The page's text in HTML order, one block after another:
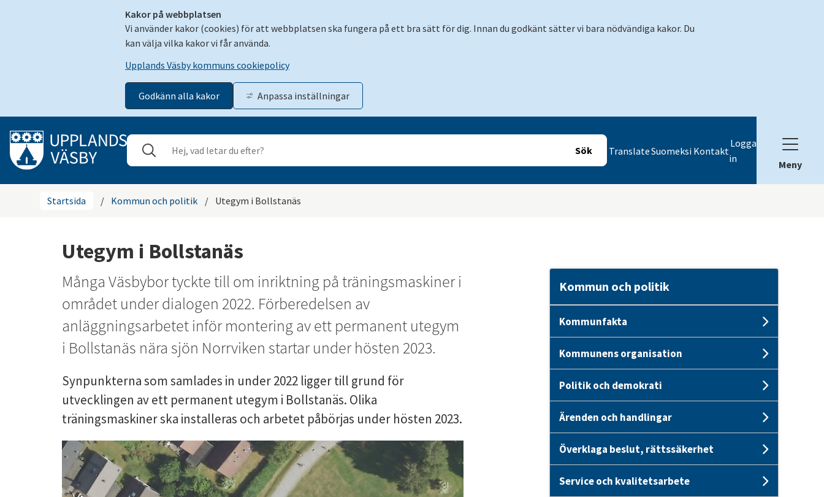
Kakor på webbplatsen
Vi använder kakor (cookies) för att webbplatsen ska fungera på ett bra sätt för dig. Innan du godkänt sätter vi bara nödvändiga kakor. Du
kan välja vilka kakor vi får använda.
Upplands Väsby kommuns cookiepolicy
Godkänn alla kakor Anpassa inställningar
Gå till innehåll
Sök
TranslateSuomeksi Kontakt
Logga
in
Meny
Startsida / Kommun och politik / Utegym i Bollstanäs
Utegym i Bollstanäs
Många Väsbybor tyckte till om inriktning på träningsmaskiner i
området under dialogen 2022. Förberedelsen av
anläggningsarbetet inför montering av ett permanent utegym
i Bollstanäs nära sjön Norrviken startar under hösten 2023.
Synpunkterna som samlades in under 2022 ligger till grund för
utvecklingen av ett permanent utegym i Bollstanäs. Olika
träningsmaskiner ska installeras och arbetet påbörjas under hösten 2023.
Kommun och politik
Kommunfakta
Kommunens organisation
Politik och demokrati
Ärenden och handlingar
Överklaga beslut, rättssäkerhet
Service och kvalitetsarbete